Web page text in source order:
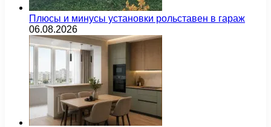
Плюсы и минусы установки рольставен в гараж
06.08.2026